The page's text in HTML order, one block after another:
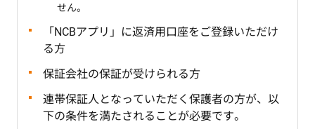
せん。
「NCBアプリ」に返済用口座をご登録いただけ
る方
保証会社の保証が受けられる方
連帯保証人となっていただく保護者の方が、以
下の条件を満たされることが必要です。